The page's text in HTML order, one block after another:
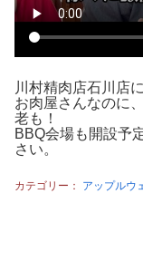
川村精肉店石川店
お肉屋さんなのに
老も！
BBQ会場も開設予
さい。
カテゴリー： アップルウ